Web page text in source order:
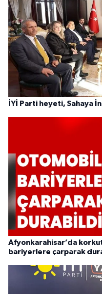
İYİ Parti heyeti, Sahaya
Afyonkarahisar’da
bariyerlere çarparak